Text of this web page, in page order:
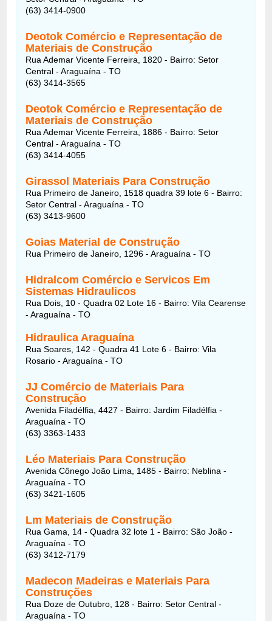
(63) 3414-0900
Deotok Comércio e Representação de
Materiais de Construção
Rua Ademar Vicente Ferreira, 1820 - Bairro: Setor
Central - Araguaína - TO
(63) 3414-3565
Deotok Comércio e Representação de
Materiais de Construção
Rua Ademar Vicente Ferreira, 1886 - Bairro: Setor
Central - Araguaína - TO
(63) 3414-4055
Girassol Materiais Para Construção
Rua Primeiro de Janeiro, 1518 quadra 39 lote 6 - Bairro:
Setor Central - Araguaína - TO
(63) 3413-9600
Goias Material de Construção
Rua Primeiro de Janeiro, 1296 - Araguaína - TO
Hidralcom Comércio e Servicos Em
Sistemas Hidraulicos
Rua Dois, 10 - Quadra 02 Lote 16 - Bairro: Vila Cearense
- Araguaína - TO
Hidraulica Araguaína
Rua Soares, 142 - Quadra 41 Lote 6 - Bairro: Vila
Rosario - Araguaína - TO
JJ Comércio de Materiais Para
Construção
Avenida Filadélfia, 4427 - Bairro: Jardim Filadélfia -
Araguaína - TO
(63) 3363-1433
Léo Materiais Para Construção
Avenida Cônego João Lima, 1485 - Bairro: Neblina -
Araguaína - TO
(63) 3421-1605
Lm Materiais de Construção
Rua Gama, 14 - Quadra 32 lote 1 - Bairro: São João -
Araguaína - TO
(63) 3412-7179
Madecon Madeiras e Materiais Para
Construções
Rua Doze de Outubro, 128 - Bairro: Setor Central -
Araguaína - TO